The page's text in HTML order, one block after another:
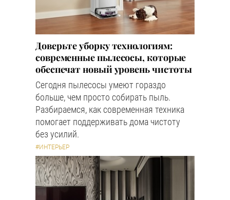
Доверьте уборку технологиям:
современные пылесосы, которые
обеспечат новый уровень чистоты
Сегодня пылесосы умеют гораздо
больше, чем просто собирать пыль.
Разбираемся, как современная техника
помогает поддерживать дома чистоту
без усилий.
#ИНТЕРЬЕР